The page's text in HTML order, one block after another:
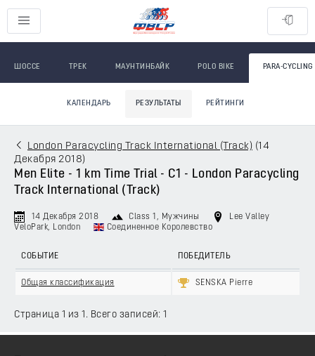
ШОССЕ ТРЕК МАУНТИНБАЙК POLO BIKE PARA-CYCLING
КАЛЕНДАРЬ РЕЗУЛЬТАТЫ РЕЙТИНГИ
London Paracycling Track International (Track) (14
Декабря 2018)
Men Elite - 1 km Time Trial - C1 - London Paracycling
Track International (Track)
14 Декабря 2018 Class 1 , Мужчины
Lee Valley
VeloPark, London
Соединенное Королевство
СОБЫТИЕ ПОБЕДИТЕЛЬ
Общая классификация SENSKA Pierre
Страница 1 из 1. Всего записей: 1